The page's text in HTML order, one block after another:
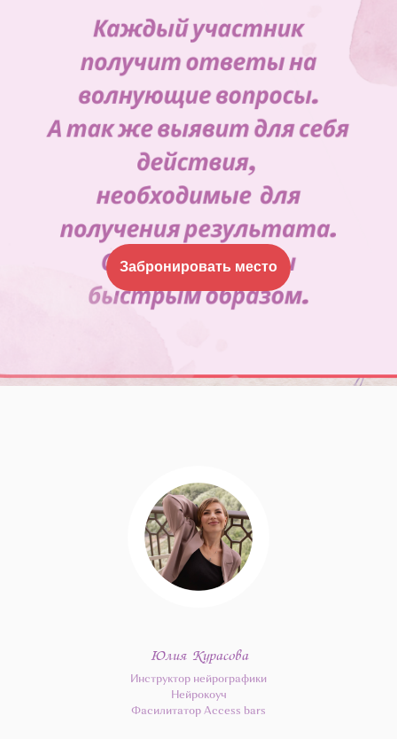
Забронировать место
Юлия Курасова
Инструктор нейрографики
Нейрокоуч
Фасилитатор Access bars